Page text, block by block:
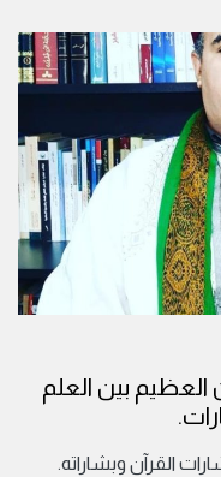
بين العلم
القرآن وبشاراته.